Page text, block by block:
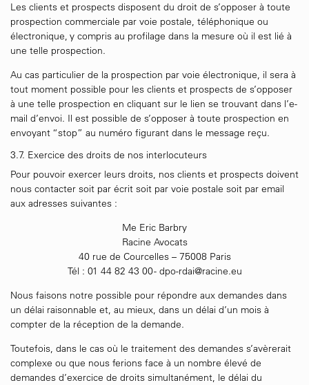
Les clients et prospects disposent du droit de s’opposer à toute
prospection commerciale par voie postale, téléphonique ou
électronique, y compris au profilage dans la mesure où il est lié à
une telle prospection.
Au cas particulier de la prospection par voie électronique, il sera à
tout moment possible pour les clients et prospects de s’opposer
à une telle prospection en cliquant sur le lien se trouvant dans l’e-
mail d’envoi. Il est possible de s’opposer à toute prospection en
envoyant “stop” au numéro figurant dans le message reçu.
3.7. Exercice des droits de nos interlocuteurs
Pour pouvoir exercer leurs droits, nos clients et prospects doivent
nous contacter soit par écrit soit par voie postale soit par email
aux adresses suivantes :
Me Eric Barbry
Racine Avocats
40 rue de Courcelles – 75008 Paris
Tél : 01 44 82 43 00 - dpo-rdai@racine.eu
Nous faisons notre possible pour répondre aux demandes dans
un délai raisonnable et, au mieux, dans un délai d’un mois à
compter de la réception de la demande.
Toutefois, dans le cas où le traitement des demandes s’avèrerait
complexe ou que nous ferions face à un nombre élevé de
demandes d’exercice de droits simultanément, le délai du